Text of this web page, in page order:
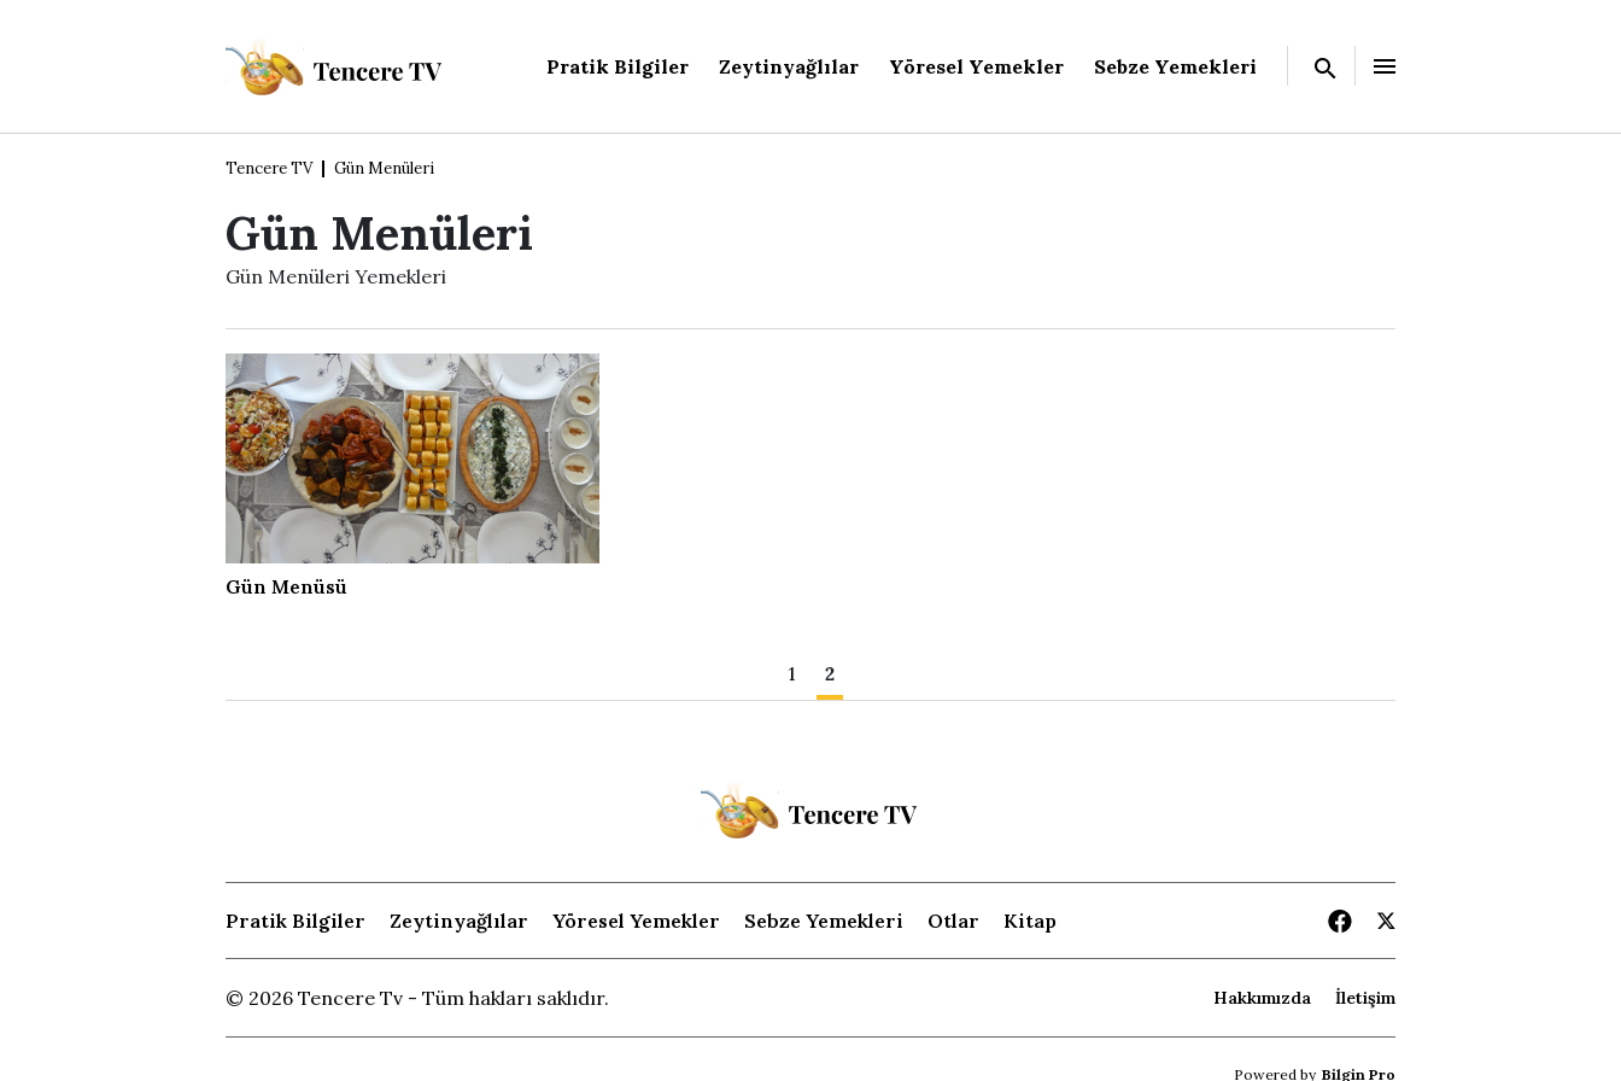
Pratik Bilgiler Zeytinyağlılar Yöresel Yemekler Sebze Yemekleri
Tencere TV Gün Menüleri
Gün Menüleri
Gün Menüleri Yemekleri
Gün Menüsü
1 2
Pratik Bilgiler Zeytinyağlılar Yöresel Yemekler Sebze Yemekleri Otlar Kitap
© 2026 Tencere Tv - Tüm hakları saklıdır. Hakkımızda İletişim
Powered by Bilgin Pro